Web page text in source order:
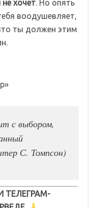
хочет. Но опять
воодушевляет,
ты должен этим
с выбором,
С. Томпсон)
ТЕЛЕГРАМ-